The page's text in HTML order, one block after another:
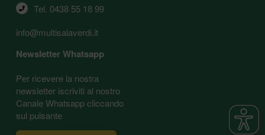
Tel. 0438 55 18 99
info@multisalaverdi.it
Newsletter Whatsapp
Per ricevere la nostra
newsletter iscriviti al nostro
Canale Whatsapp cliccando
sul pulsante